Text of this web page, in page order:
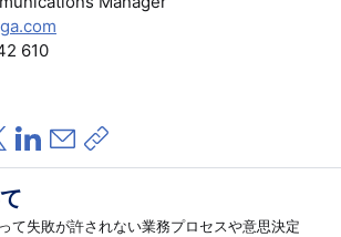
610
で共有
Xで共有LinkedInで共有
メールで共有
共有リンクをコピー
て失敗が許されない業務プロセスや意思決定